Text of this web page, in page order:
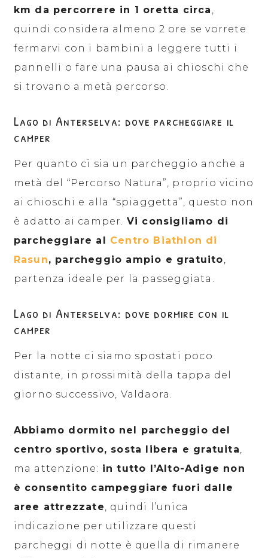
km da percorrere in 1 oretta circa ,
quindi considera almeno 2 ore se vorrete
fermarvi con i bambini a leggere tutti i
pannelli o fare una pausa ai chioschi che
si trovano a metà percorso.
Lago di Anterselva: dove parcheggiare il
camper
Per quanto ci sia un parcheggio anche a
metà del “Percorso Natura”, proprio vicino
ai chioschi e alla “spiaggetta”, questo non
è adatto ai camper. Vi consigliamo di
parcheggiare al Centro Biathlon di
Rasun, parcheggio ampio e gratuito,
partenza ideale per la passeggiata.
Lago di Anterselva: dove dormire con il
camper
Per la notte ci siamo spostati poco
distante, in prossimità della tappa del
giorno successivo, Valdaora.
Abbiamo dormito nel parcheggio del
centro sportivo, sosta libera e gratuita,
ma attenzione: in tutto l’Alto-Adige non
è consentito campeggiare fuori dalle
aree attrezzate, quindi l’unica
indicazione per utilizzare questi
parcheggi di notte è quella di rimanere